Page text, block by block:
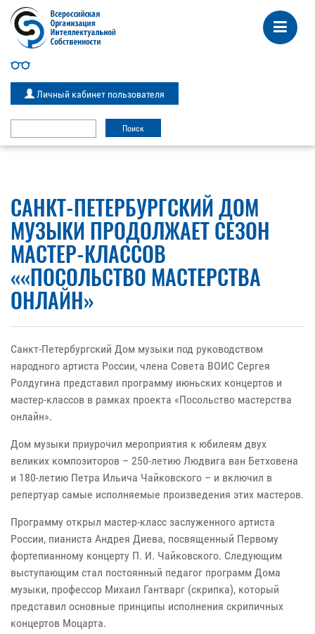
Личный кабинет пользователя
САНКТ-ПЕТЕРБУРГСКИЙ ДОМ
МУЗЫКИ ПРОДОЛЖАЕТ СЕЗОН
МАСТЕР-КЛАССОВ
««ПОСОЛЬСТВО МАСТЕРСТВА
ОНЛАЙН»
Санкт-Петербургский Дом музыки под руководством
народного артиста России, члена Совета ВОИС Сергея
Ролдугина представил программу июньских концертов и
мастер-классов в рамках проекта «Посольство мастерства
онлайн».
Дом музыки приурочил мероприятия к юбилеям двух
великих композиторов – 250-летию Людвига ван Бетховена
и 180-летию Петра Ильича Чайковского – и включил в
репертуар самые исполняемые произведения этих мастеров.
Программу открыл мастер-класс заслуженного артиста
России, пианиста Андрея Диева, посвященный Первому
фортепианному концерту П. И. Чайковского. Следующим
выступающим стал постоянный педагог программ Дома
музыки, профессор Михаил Гантварг (скрипка), который
представил основные принципы исполнения скрипичных
концертов Моцарта.